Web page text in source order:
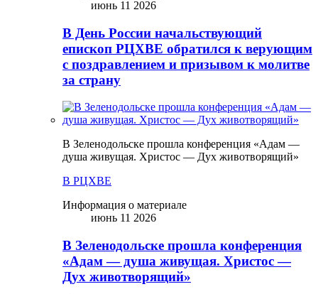
июнь 11 2026
В День России начальствующий
епископ РЦХВЕ обратился к верующим
с поздравлением и призывом к молитве
за страну
В Зеленодольске прошла конференция «Адам —
душа живущая. Христос — Дух животворящий»
В РЦХВЕ
Информация о материале
июнь 11 2026
В Зеленодольске прошла конференция
«Адам — душа живущая. Христос —
Дух животворящий»